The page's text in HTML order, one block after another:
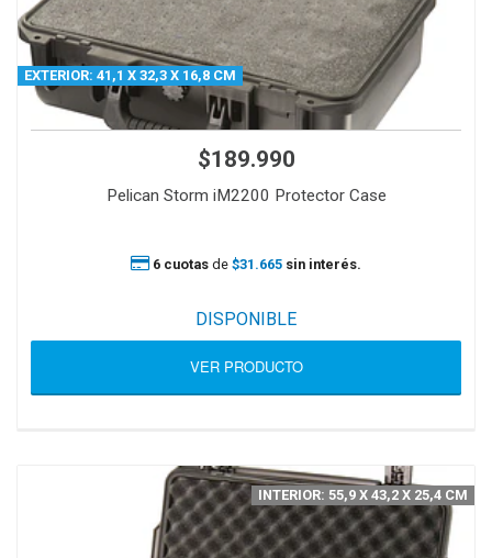
EXTERIOR: 41,1 X 32,3 X 16,8 CM
$189.990
Pelican Storm iM2200 Protector Case
6 cuotas de $31.665 sin interés.
DISPONIBLE
VER PRODUCTO
INTERIOR: 55,9 X 43,2 X 25,4 CM